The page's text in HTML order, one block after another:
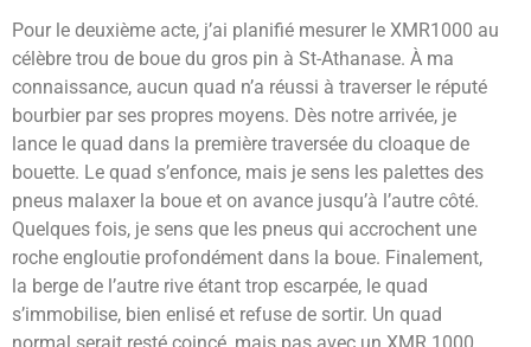
Pour le deuxième acte, j’ai planifié mesurer le XMR1000 au
célèbre trou de boue du gros pin à St-Athanase. À ma
connaissance, aucun quad n’a réussi à traverser le réputé
bourbier par ses propres moyens. Dès notre arrivée, je
lance le quad dans la première traversée du cloaque de
bouette. Le quad s’enfonce, mais je sens les palettes des
pneus malaxer la boue et on avance jusqu’à l’autre côté.
Quelques fois, je sens que les pneus qui accrochent une
roche engloutie profondément dans la boue. Finalement,
la berge de l’autre rive étant trop escarpée, le quad
s’immobilise, bien enlisé et refuse de sortir. Un quad